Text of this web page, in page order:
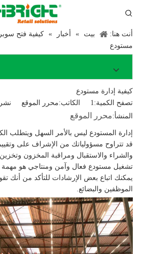
أنت هنا: بيت » أخبار » كيفية فتح
مستودع
كيفية إدارة مستودع
تصفح الكمية:1
المنشأ:محرر الموقع
إدارة المستودع ليس بالأمر السهل ويتطلب
قد تتراوح مسؤولياتك من الإشراف على
والشراء والاستقبال ومراقبة المخزون وتخزين
تشغيل مستودع فعال وآمن ومنتاجي هو مهمة
يمكنك اتباع بعض الإرشادات للتأكد من أنك
الموظفين والبضائع.